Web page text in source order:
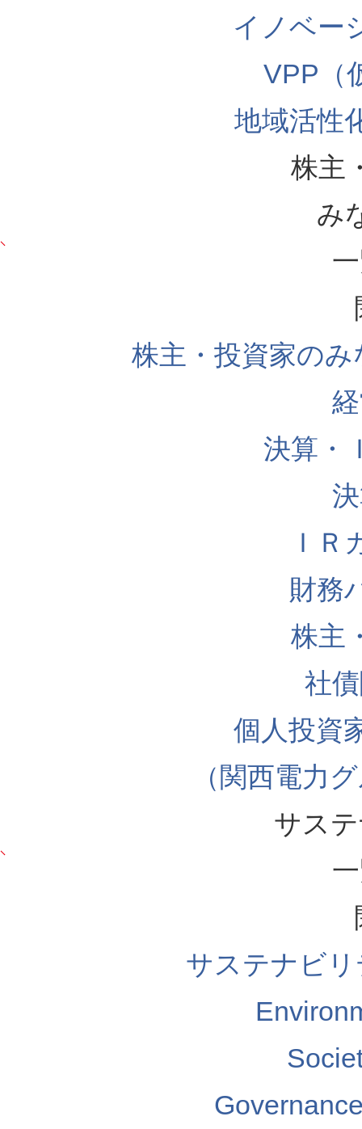
イノベー
VPP（
地域活性
株主
み
株主・投資家の
決算・
ＩＲ
財務
株主
社
個人投資
（関西電力
サス
サステナビ